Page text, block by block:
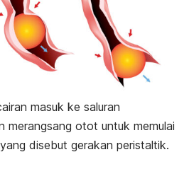
masuk ke saluran
merangsang otot untuk memulai
disebut gerakan peristaltik.